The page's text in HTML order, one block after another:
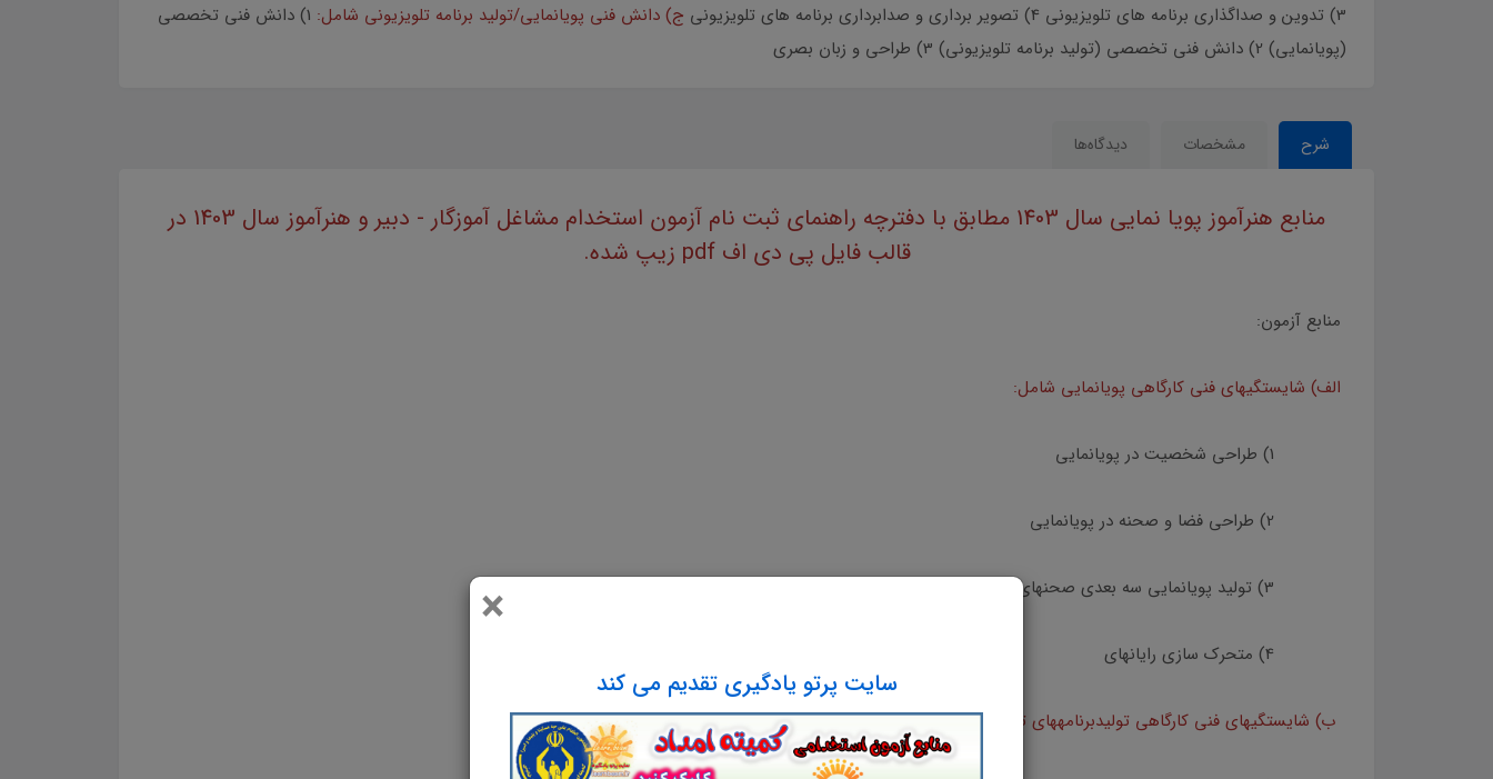
×
سایت پرتو یادگیری تقدیم می کند
3) تدوين و صداگذاري برنامه هاي تلويزيوني 4) تصوير برداري و صدابرداري برنامه هاي تلويزيوني
ج) دانش فني پويانمايي/توليد برنامه تلويزيوني شامل: 1) دانش فني تخصصي
(پويانمايي) 2) دانش فني تخصصي (توليد برنامه تلويزيوني) 3) طراحي و زبان بصري
شرح مشخصات دیدگاه‌ها
منابع هنرآموز پویا نمایی سال 1403 مطابق با دفترچه راهنمای ثبت نام آزمون استخدام مشاغل آموزگار - دبیر و هنرآموز سال 1403 در
قالب فایل پی دی اف pdf زیپ شده.
منابع آزمون:
الف) شايستگيهاي فني كارگاهي پويانمايي شامل:
1) طراحي شخصيت در پويانمايي
2) طراحي فضا و صحنه در پويانمايي
3) توليد پويانمايي سه بعدي صحنهاي
4) متحرك سازي رايانهاي
ب) شايستگيهاي فني كارگاهي توليدبرنامههاي تلويزيوني شامل: